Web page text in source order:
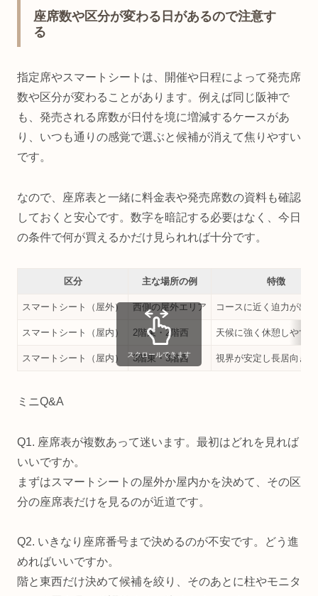
座席数や区分が変わる日があるので注意す
る
指定席やスマートシートは、開催や日程によって発売席
数や区分が変わることがあります。例えば同じ阪神で
も、発売される席数が日付を境に増減するケースがあ
り、いつも通りの感覚で選ぶと候補が消えて焦りやすい
です。
なので、座席表と一緒に料金表や発売席数の資料も確認
しておくと安心です。数字を暗記する必要はなく、今日
の条件で何が買えるかだけ見られれば十分です。
区分 主な場所の例 特徴
スマートシート（屋外） 西側の屋外エリア コースに近く迫力が出
スマートシート（屋内） 2階東・2階西 天候に強く休憩しやすい
スマートシート（屋内） 3階東・3階西 視界が安定し長居向き
スクロールできます
ミニQ&A
Q1. 座席表が複数あって迷います。最初はどれを見れば
いいですか。
まずはスマートシートの屋外か屋内かを決めて、その区
分の座席表だけを見るのが近道です。
Q2. いきなり座席番号まで決めるのが不安です。どう進
めればいいですか。
階と東西だけ決めて候補を絞り、そのあとに柱やモニタ